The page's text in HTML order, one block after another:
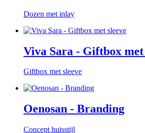
Dozen met inlay
Viva Sara - Giftbox met
Giftbox met sleeve
Oenosan - Branding
Concept huisstijl